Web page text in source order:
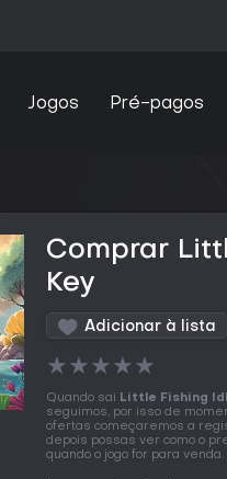
Jogos Pré-pagos
Comprar
Key
Adicionar à lista
★★★★★
Quando sai Little Fishing
seguimos, por isso de
ofertas começaremos a
depois possas ver como o
quando o jogo for para venda.